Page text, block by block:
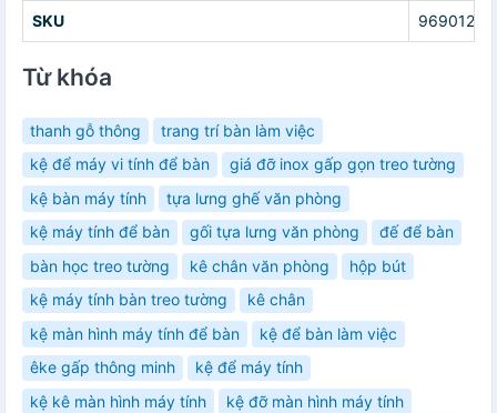
SKU
Từ khóa
thanh gỗ thông
trang trí bàn làm việc
kệ để máy vi tính để bàn
giá đỡ inox gấp gọn treo tường
kệ bàn máy tính
tựa lưng ghế văn phòng
kệ máy tính để bàn
gối tựa lưng văn phòng
đế để bàn
bàn học treo tường
kê chân văn phòng
hộp bút
kệ máy tính bàn treo tường
kê chân
kệ màn hình máy tính để bàn
kệ để bàn làm việc
êke gấp thông minh
kệ để máy tính
kệ kê màn hình máy tính
kệ đỡ màn hình máy tính